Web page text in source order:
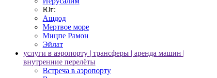
Юг:
Ашдод
Мертвое море
Мицпе Рамон
Эйлат
услуги в аэропорту | трансферы | аренда машин |
внутренние перелёты
Встреча в аэропорту